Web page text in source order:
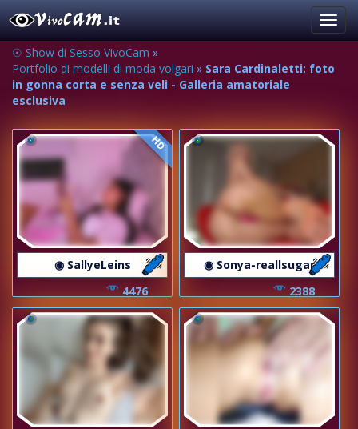
☉ Show di Sesso VivoCam »
Portfolio di modelli di moda volgari » Sara Cardinaletti: foto
in gonna corta e senza veli - Galleria amatoriale
esclusiva
HD
◉ SallyeLeins
4476
◉ Sonya-reallsugar
2388